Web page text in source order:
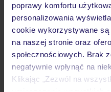
poprawy komfortu
personalizowania
cookie wykorzystywane
na naszej stronie oraz
społecznościowych. Brak
negatywnie wpłynąć na
Klikając „Zezwól na
Pokoje
Wyżywienie
Atrakcje